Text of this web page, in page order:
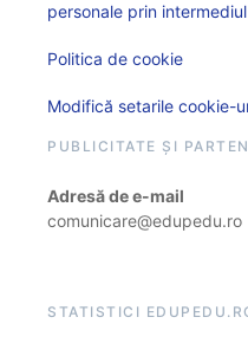
personale prin
Politica de cookie
Modifică setarile cookie-
PUBLICITATE ȘI
Adresă de e-mail
comunicare@edupedu.ro
STATISTICI